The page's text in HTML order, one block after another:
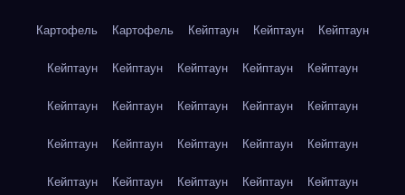
Картофель Картофель Кейптаун Кейптаун Кейптаун
Кейптаун Кейптаун Кейптаун Кейптаун Кейптаун
Кейптаун Кейптаун Кейптаун Кейптаун Кейптаун
Кейптаун Кейптаун Кейптаун Кейптаун Кейптаун
Кейптаун Кейптаун Кейптаун Кейптаун Кейптаун